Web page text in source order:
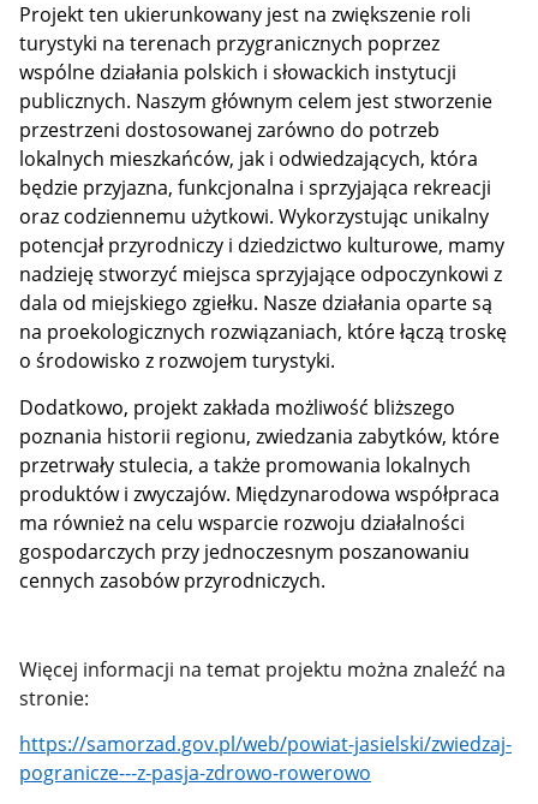
Projekt ten ukierunkowany jest na zwiększenie roli
turystyki na terenach przygranicznych poprzez
wspólne działania polskich i słowackich instytucji
publicznych. Naszym głównym celem jest stworzenie
przestrzeni dostosowanej zarówno do potrzeb
lokalnych mieszkańców, jak i odwiedzających, która
będzie przyjazna, funkcjonalna i sprzyjająca rekreacji
oraz codziennemu użytkowi. Wykorzystując unikalny
potencjał przyrodniczy i dziedzictwo kulturowe, mamy
nadzieję stworzyć miejsca sprzyjające odpoczynkowi z
dala od miejskiego zgiełku. Nasze działania oparte są
na proekologicznych rozwiązaniach, które łączą troskę
o środowisko z rozwojem turystyki.
Dodatkowo, projekt zakłada możliwość bliższego
poznania historii regionu, zwiedzania zabytków, które
przetrwały stulecia, a także promowania lokalnych
produktów i zwyczajów. Międzynarodowa współpraca
ma również na celu wsparcie rozwoju działalności
gospodarczych przy jednoczesnym poszanowaniu
cennych zasobów przyrodniczych.
Więcej informacji na temat projektu można znaleźć na
stronie:
https://samorzad.gov.pl/web/powiat-jasielski/zwiedzaj-
pogranicze---z-pasja-zdrowo-rowerowo